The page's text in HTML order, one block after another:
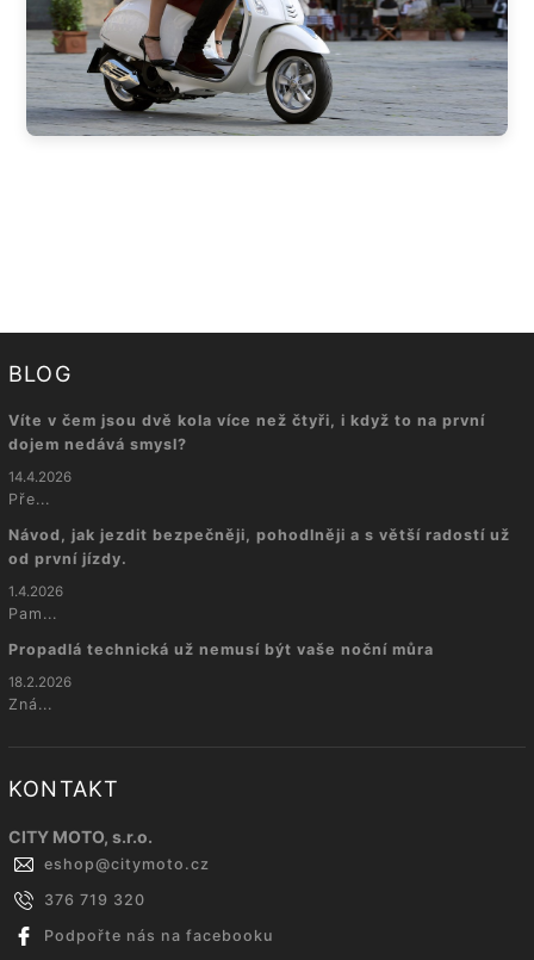
BLOG
Víte v čem jsou dvě kola více než čtyři, i když to na první
dojem nedává smysl?
14.4.2026
Pře...
Návod, jak jezdit bezpečněji, pohodlněji a s větší radostí už
od první jízdy.
1.4.2026
Pam...
Propadlá technická už nemusí být vaše noční můra
18.2.2026
Zná...
KONTAKT
CITY MOTO, s.r.o.
eshop@citymoto.cz
376 719 320
Podpořte nás na facebooku